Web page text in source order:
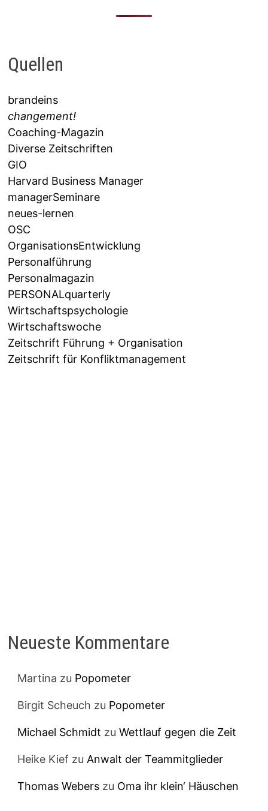
Quellen
brandeins
changement!
Coaching-Magazin
Diverse Zeitschriften
GIO
Harvard Business Manager
managerSeminare
neues-lernen
OSC
OrganisationsEntwicklung
Personalführung
Personalmagazin
PERSONALquarterly
Wirtschaftspsychologie
Wirtschaftswoche
Zeitschrift Führung + Organisation
Zeitschrift für Konfliktmanagement
Neueste Kommentare
Martina zu Popometer
Birgit Scheuch zu Popometer
Michael Schmidt zuWettlauf gegen die Zeit
Heike Kief zu Anwalt der Teammitglieder
Thomas Webers zu Oma ihr klein‘ Häuschen